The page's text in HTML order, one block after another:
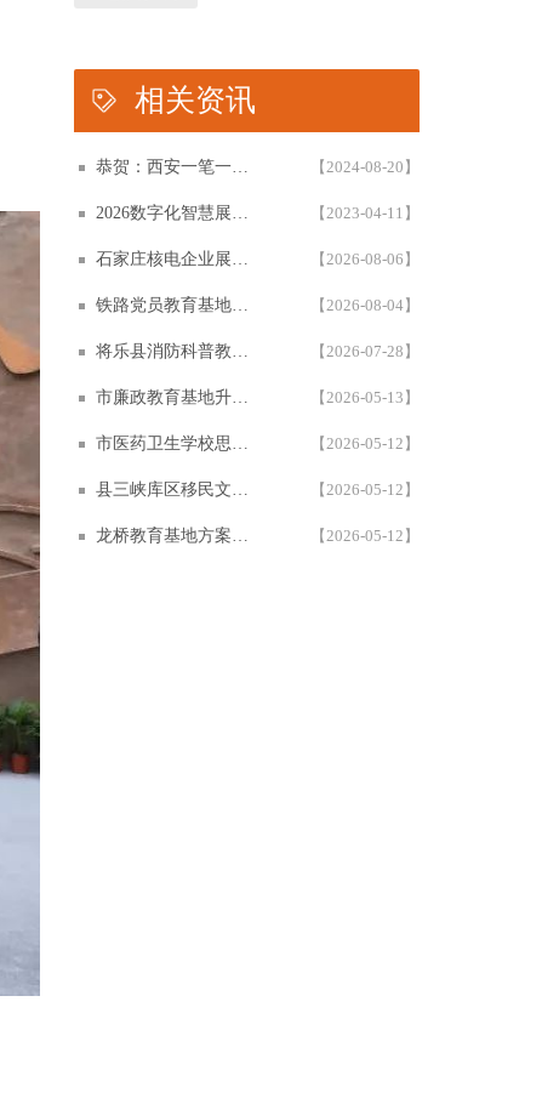
相关资讯
恭贺：西安一笔一画科技有限公司再次被评为高新技术企业！！！ 【2024-08-20】
2026数字化智慧展厅设计与施工一体化白皮书，一笔一画科技智慧展厅设计白皮书概述展示 【2023-04-11】
石家庄核电企业展厅设计怎么做？从立项到落地的一份完整指南 【2026-08-06】
铁路党员教育基地设计方案全参考解析：如何承载铁轨上的星火？ 【2026-08-04】
将乐县消防科普教育基地怎么设计？6大展区与互动五原则方案复盘 【2026-07-28】
市廉政教育基地升级建设提档 | 西安一笔一画千万级多媒体廉政展厅案例 【2026-05-13】
市医药卫生学校思政教育基地设计方案 | 600㎡学校多媒体展厅设计施工案例 — 西安一笔一画科技 【2026-05-12】
县三峡库区移民文化教育基地 | 一笔一画沉浸式多媒体互动展厅设计施工案例 【2026-05-12】
龙桥教育基地方案，多媒体互动展厅设计施工案例 | 1200㎡红色教育基地 | 西安一笔一画科技 【2026-05-12】